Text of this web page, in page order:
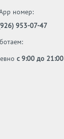
номер:
953-07-47
с 9:00 до 21:00